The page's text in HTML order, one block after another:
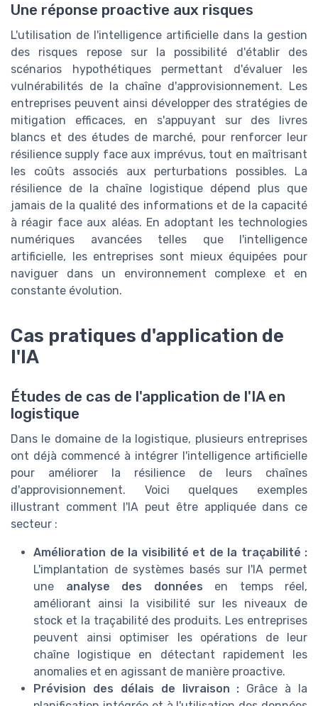
Une réponse proactive aux risques
L'utilisation de l'intelligence artificielle dans la gestion
des risques repose sur la possibilité d'établir des
scénarios hypothétiques permettant d'évaluer les
vulnérabilités de la chaîne d'approvisionnement. Les
entreprises peuvent ainsi développer des stratégies de
mitigation efficaces, en s'appuyant sur des livres
blancs et des études de marché, pour renforcer leur
résilience supply face aux imprévus, tout en maîtrisant
les coûts associés aux perturbations possibles. La
résilience de la chaîne logistique dépend plus que
jamais de la qualité des informations et de la capacité
à réagir face aux aléas. En adoptant les technologies
numériques avancées telles que l'intelligence
artificielle, les entreprises sont mieux équipées pour
naviguer dans un environnement complexe et en
constante évolution.
Cas pratiques d'application de
l'IA
Études de cas de l'application de l'IA en
logistique
Dans le domaine de la logistique, plusieurs entreprises
ont déjà commencé à intégrer l'intelligence artificielle
pour améliorer la résilience de leurs chaînes
d'approvisionnement. Voici quelques exemples
illustrant comment l'IA peut être appliquée dans ce
secteur :
Amélioration de la visibilité et de la traçabilité :
L'implantation de systèmes basés sur l'IA permet
une analyse des données en temps réel,
améliorant ainsi la visibilité sur les niveaux de
stock et la traçabilité des produits. Les entreprises
peuvent ainsi optimiser les opérations de leur
chaîne logistique en détectant rapidement les
anomalies et en agissant de manière proactive.
Prévision des délais de livraison : Grâce à la